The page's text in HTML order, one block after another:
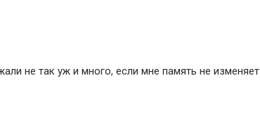
не так уж и много, если мне память не изменяет